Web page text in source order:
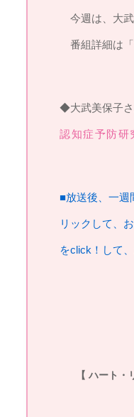
今週は、大武
番組詳細は「
◆大武美保子さ
認知症予防
■放送後、一週
リックして、
をclick！して
【 ハート